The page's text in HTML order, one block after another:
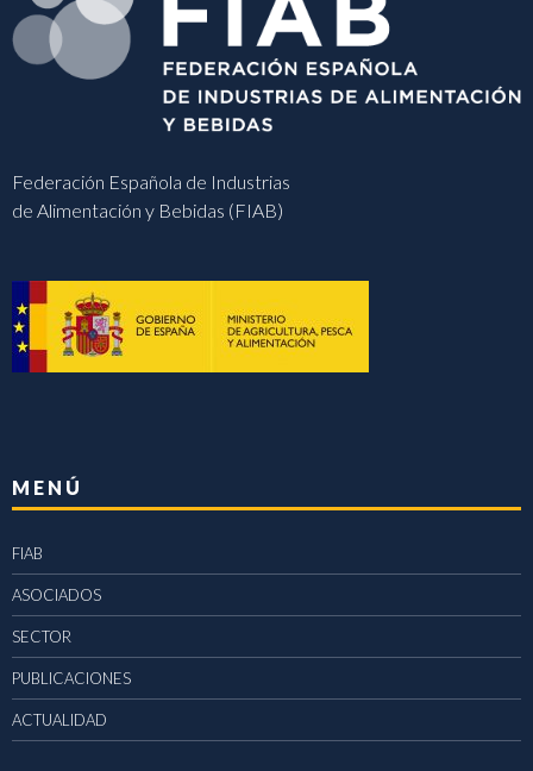
Federación Española de Industrias
de Alimentación y Bebidas (FIAB)
MENÚ
FIAB
ASOCIADOS
SECTOR
PUBLICACIONES
ACTUALIDAD